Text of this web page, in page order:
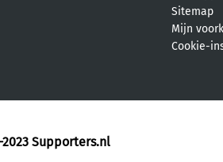
Sitemap
Mijn
Cookie-
Supporters.nl